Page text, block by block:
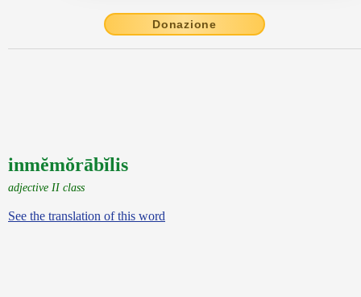
Donazione
inmĕmŏrābĭlis
adjective II class
See the translation of this word